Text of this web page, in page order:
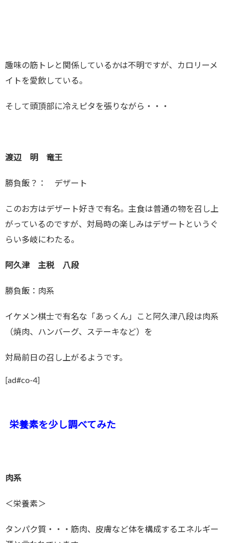
趣味の筋トレと関係しているかは不明ですが、カロリーメ
イトを愛飲している。
そして頭頂部に冷えピタを張りながら・・・
渡辺 明 竜王
勝負飯？： デザート
このお方はデザート好きで有名。主食は普通の物を召し上
がっているのですが、対局時の楽しみはデザートというぐ
らい多岐にわたる。
阿久津 主税 八段
勝負飯：肉系
イケメン棋士で有名な「あっくん」こと阿久津八段は肉系
（焼肉、ハンバーグ、ステーキなど）を
対局前日の召し上がるようです。
[ad#co-4]
栄養素を少し調べてみた
肉系
＜栄養素＞
タンパク質・・・筋肉、皮膚など体を構成するエネルギー